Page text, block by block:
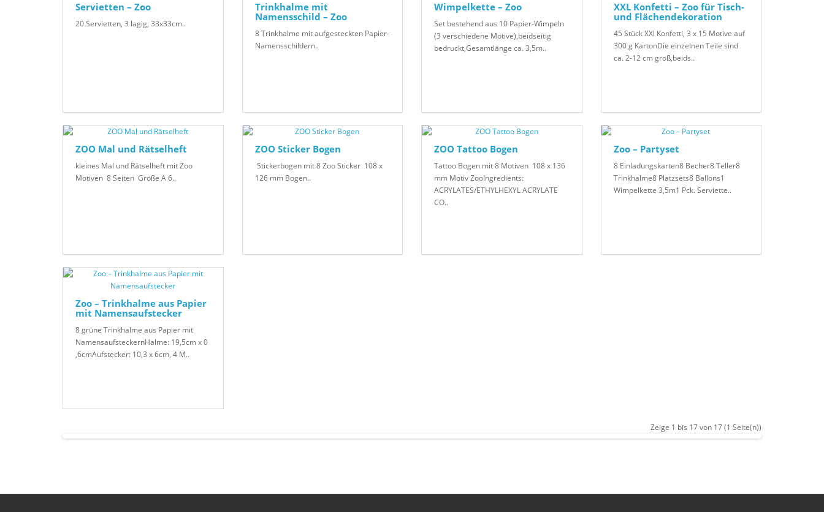
Servietten – Zoo
20 Servietten, 3 lagig, 33x33cm..
Trinkhalme mit
Namensschild – Zoo
8 Trinkhalme mit aufgesteckten Papier-
Namensschildern..
Wimpelkette – Zoo
Set bestehend aus 10 Papier-Wimpeln
(3 verschiedene Motive),beidseitig
bedruckt,Gesamtlänge ca. 3,5m..
XXL Konfetti – Zoo für Tisch-
und Flächendekoration
45 Stück XXl Konfetti, 3 x 15 Motive auf
300 g KartonDie einzelnen Teile sind
ca. 2-12 cm groß,beids..
ZOO Mal und Rätselheft
kleines Mal und Rätselheft mit Zoo
Motiven 8 Seiten Größe A 6..
ZOO Sticker Bogen
Stickerbogen mit 8 Zoo Sticker 108 x
126 mm Bogen..
ZOO Tattoo Bogen
Tattoo Bogen mit 8 Motiven 108 x 136
mm Motiv ZooIngredients:
ACRYLATES/ETHYLHEXYL ACRYLATE
CO..
Zoo – Partyset
8 Einladungskarten8 Becher8 Teller8
Trinkhalme8 Platzsets8 Ballons1
Wimpelkette 3,5m1 Pck. Serviette..
Zoo – Trinkhalme aus Papier
mit Namensaufstecker
8 grüne Trinkhalme aus Papier mit
NamensaufsteckernHalme: 19,5cm x 0
,6cmAufstecker: 10,3 x 6cm, 4 M..
Zeige 1 bis 17 von 17 (1 Seite(n))